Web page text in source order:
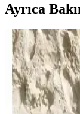
Ayrıca
Bahçe ve
İki popüler bahçe
Home Garden
karşılaştırmasını